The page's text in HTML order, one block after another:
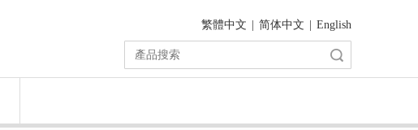
繁體中文 简体中文 English